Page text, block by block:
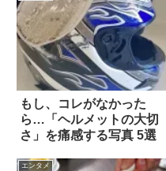
もし、コレがなかった
ら…「ヘルメットの大切
さ」を痛感する写真 5選
エンタメ